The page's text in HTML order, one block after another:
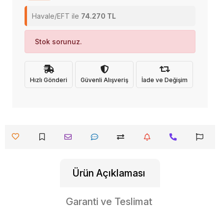
Havale/EFT ile 74.270 TL
Stok sorunuz.
Hızlı Gönderi Güvenli Alışveriş İade ve Değişim
Ürün Açıklaması
Garanti ve Teslimat